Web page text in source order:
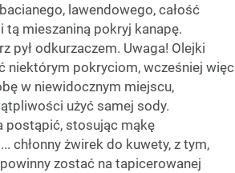
lawendowego, całość
tą mieszaniną pokryj kanapę.
pył odkurzaczem. Uwaga! Olejki
niektórym pokryciom, wcześniej więc
w niewidocznym miejscu,
użyć samej sody.
postąpić, stosując mąkę
chłonny żwirek do kuwety, z tym,
zostać na tapicerowanej